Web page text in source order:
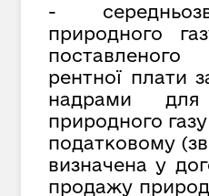
-
природного
рентної плати
надрами для
природного
податковому
визначена у
продажу